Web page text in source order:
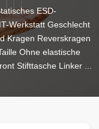
ESD-
Werkstatt Geschlecht
Kragen Reverskragen
Ohne elastische
Stifttasche Linker ...